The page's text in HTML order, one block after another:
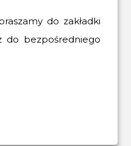
do zakładki
do bezpośredniego